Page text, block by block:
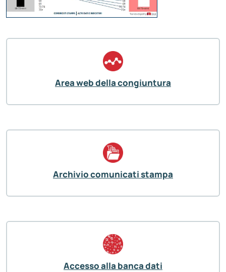
Area web della congiuntura
Archivio comunicati stampa
Accesso alla banca dati